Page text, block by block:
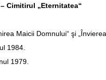
Cimitirul „Eternitatea“
Maicii Domnului“ şi
1984.
1979.